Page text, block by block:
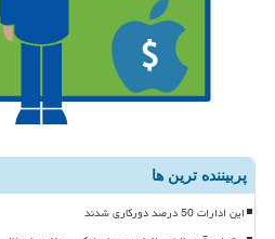
پربیننده ترین ها
این ادارات 50 درصد دورکاری شدند